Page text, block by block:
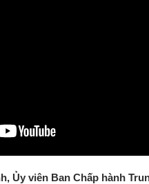
Ủy viên Ban Chấp hành